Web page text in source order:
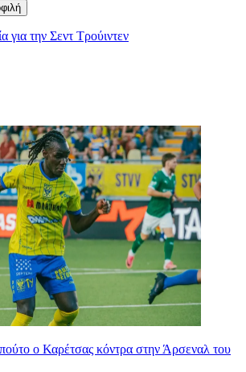
για την Σεντ Τρούιντεν
ο Καρέτσας κόντρα στην Άρσεναλ του